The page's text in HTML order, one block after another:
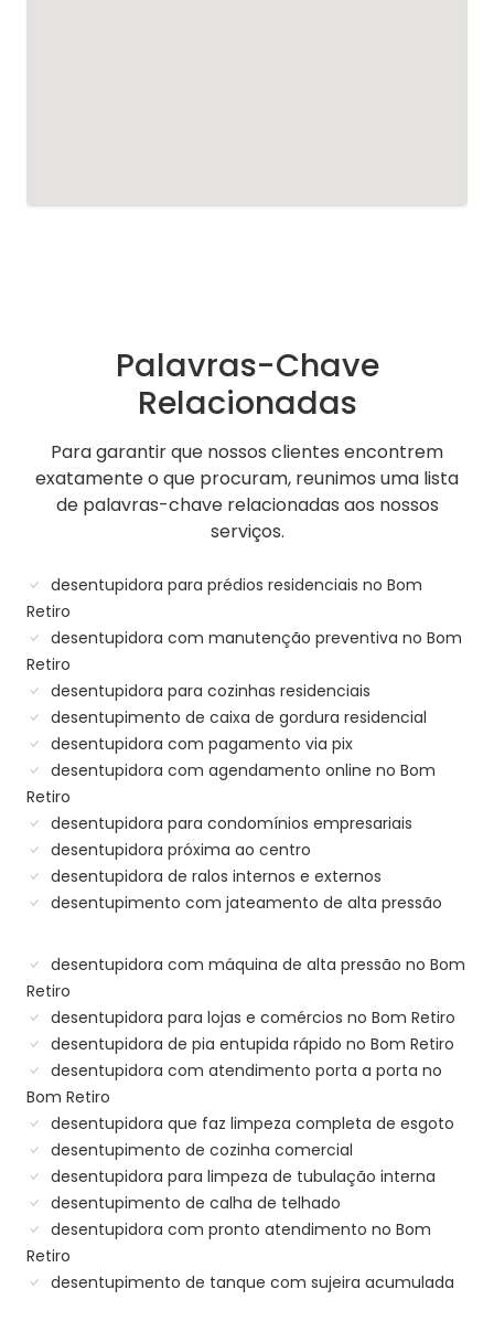
Palavras-Chave
Relacionadas
Para garantir que nossos clientes encontrem
exatamente o que procuram, reunimos uma lista
de palavras-chave relacionadas aos nossos
serviços.
desentupidora para prédios residenciais no Bom
Retiro
desentupidora com manutenção preventiva no Bom
Retiro
desentupidora para cozinhas residenciais
desentupimento de caixa de gordura residencial
desentupidora com pagamento via pix
desentupidora com agendamento online no Bom
Retiro
desentupidora para condomínios empresariais
desentupidora próxima ao centro
desentupidora de ralos internos e externos
desentupimento com jateamento de alta pressão
desentupidora com máquina de alta pressão no Bom
Retiro
desentupidora para lojas e comércios no Bom Retiro
desentupidora de pia entupida rápido no Bom Retiro
desentupidora com atendimento porta a porta no
Bom Retiro
desentupidora que faz limpeza completa de esgoto
desentupimento de cozinha comercial
desentupidora para limpeza de tubulação interna
desentupimento de calha de telhado
desentupidora com pronto atendimento no Bom
Retiro
desentupimento de tanque com sujeira acumulada